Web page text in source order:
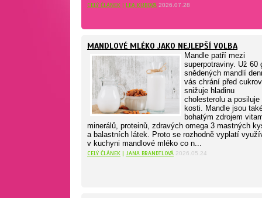
CELÝ ČLÁNEK | LEA KUBOVÁ 2026.07.28
MANDLOVÉ MLÉKO JAKO NEJLEPŠÍ VOLBA
Mandle patří mezi
superpotraviny. Už 60
snědených mandlí
vás chrání před
snižuje hladinu
cholesterolu a posiluje
kosti. Mandle jsou
bohatým zdrojem
minerálů, proteinů, zdravých omega 3 mastných
a balastních látek. Proto se rozhodně vyplatí
v kuchyni mandlové mléko co n...
CELÝ ČLÁNEK | JANA BRANDTLOVÁ 2026.05.24